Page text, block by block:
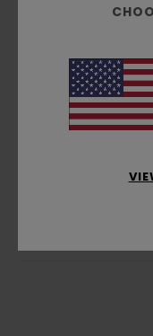
Consiglio questo
Mostra originale -